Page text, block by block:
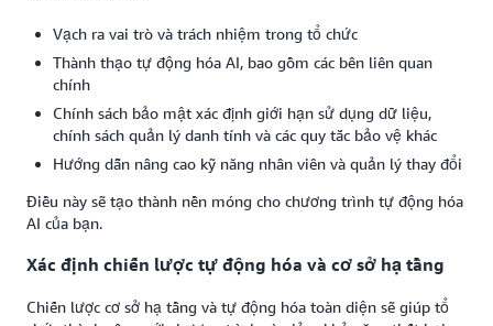
Vạch ra vai trò và trách nhiệm trong tổ chức
Thành thạo tự động hóa AI, bao gồm các bên liên quan
chính
Chính sách bảo mật xác định giới hạn sử dụng dữ liệu,
chính sách quản lý danh tính và các quy tắc bảo vệ khác
Hướng dẫn nâng cao kỹ năng nhân viên và quản lý thay đổi
Điều này sẽ tạo thành nền móng cho chương trình tự động hóa
AI của bạn.
Xác định chiến lược tự động hóa và cơ sở hạ tầng
Chiến lược cơ sở hạ tầng và tự động hóa toàn diện sẽ giúp tổ